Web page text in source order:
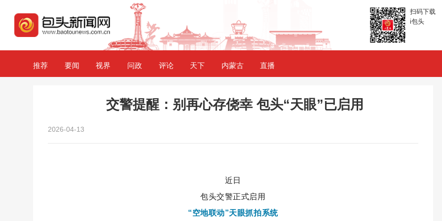
扫码下载
i包头
推荐 要闻 视界 问政 评论 天下 内蒙古 直播
交警提醒：别再心存侥幸 包头“天眼”已启用
2026-04-13
近日
包头交警正式启用
“空地联动”天眼抓拍系统